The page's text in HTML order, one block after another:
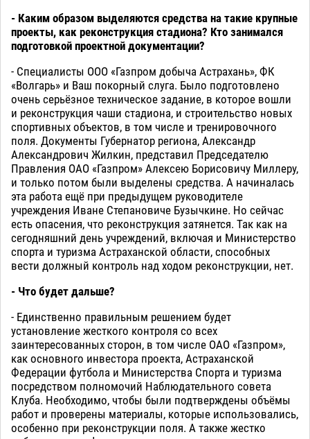
- Каким образом выделяются средства на такие крупные
проекты, как реконструкция стадиона? Кто занимался
подготовкой проектной документации?
- Специалисты ООО «Газпром добыча Астрахань», ФК
«Волгарь» и Ваш покорный слуга. Было подготовлено
очень серьёзное техническое задание, в которое вошли
и реконструкция чаши стадиона, и строительство новых
спортивных объектов, в том числе и тренировочного
поля. Документы Губернатор региона, Александр
Александрович Жилкин, представил Председателю
Правления ОАО «Газпром» Алексею Борисовичу Миллеру,
и только потом были выделены средства. А начиналась
эта работа ещё при предыдущем руководителе
учреждения Иване Степановиче Бузычкине. Но сейчас
есть опасения, что реконструкция затянется. Так как на
сегодняшний день учреждений, включая и Министерство
спорта и туризма Астраханской области, способных
вести должный контроль над ходом реконструкции, нет.
- Что будет дальше?
- Единственно правильным решением будет
установление жесткого контроля со всех
заинтересованных сторон, в том числе ОАО «Газпром»,
как основного инвестора проекта, Астраханской
Федерации футбола и Министерства Спорта и туризма
посредством полномочий Наблюдательного совета
Клуба. Необходимо, чтобы были подтверждены объёмы
работ и проверены материалы, которые использовались,
особенно при реконструкции поля. А также жестко